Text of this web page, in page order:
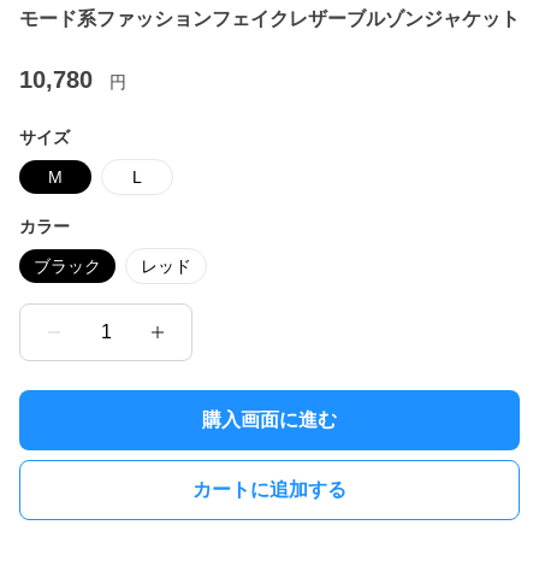
モード系ファッションフェイクレザーブルゾンジャケット
10,780 円
サイズ
M L
カラー
ブラック レッド
1
購入画面に進む
カートに追加する